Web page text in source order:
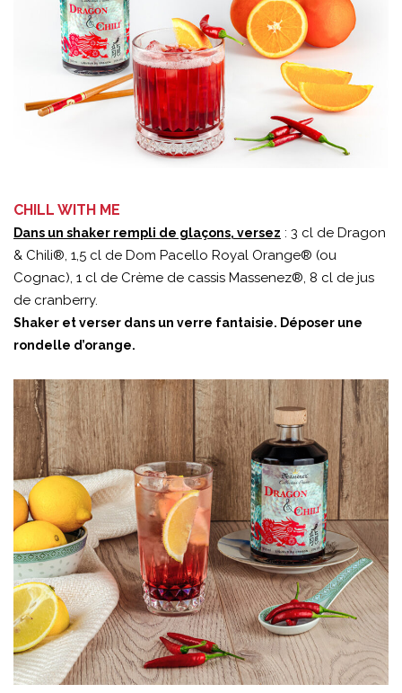
CHILL WITH ME
Dans un shaker rempli de glaçons, versez : 3 cl de Dragon
& Chili®, 1,5 cl de Dom Pacello Royal Orange® (ou
Cognac), 1 cl de Crème de cassis Massenez®, 8 cl de jus
de cranberry.
Shaker et verser dans un verre fantaisie. Déposer une
rondelle d’orange.